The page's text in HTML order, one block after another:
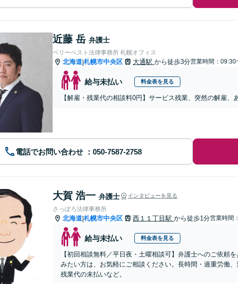
近藤 岳 弁護士
ベリーベスト法律事務所 札幌オフィス
北海道|札幌市中央区 大通駅 から徒歩3分営業時間：
給与未払い 料金表を見る
【解雇・残業代の相談料0円】サービス残業、突然の解雇
電話でお問い合わせ
大賀 浩一 弁護士 インタビューを見る
さっぽろ法律事務所
北海道|札幌市中央区 西１１丁目駅 から徒歩1分営業時間
給与未払い 料金表を見る
【初回相談無料／平日夜・土曜相談可】弁護士へのご依頼
みたい方は、お気軽にご相談ください。長時間・過重労働
残業代の未払いなど。